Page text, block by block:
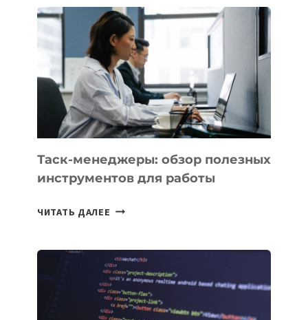
БИЗНЕСА:
КАКИЕ
3
ЗАДАЧИ
ЕМУ
МОЖНО
ПОРУЧИТЬ
УЖЕ
СЕГОДНЯ
Таск-менеджеры: обзор полезных
инструментов для работы
ЧИТАТЬ ДАЛЕЕ ТАСК-
ПОЛЕЗНЫХ
ИНСТРУМЕНТОВ
ДЛЯ
РАБОТЫ